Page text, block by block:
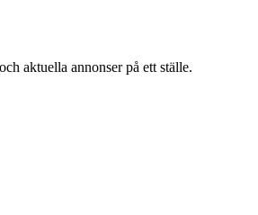
aktuella annonser på ett ställe.